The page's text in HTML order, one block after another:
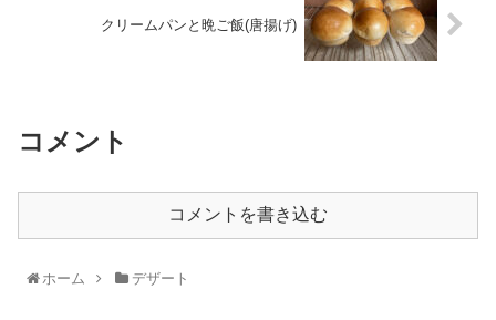
クリームパンと晩ご飯(唐揚げ)
コメント
コメントを書き込む
ホーム デザート